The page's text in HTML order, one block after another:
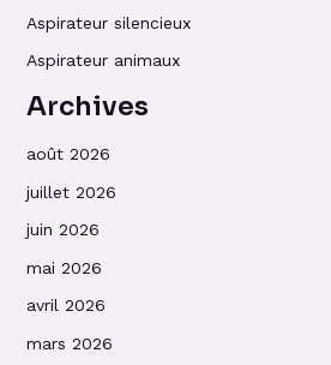
Aspirateur silencieux
Aspirateur animaux
Archives
août 2026
juillet 2026
juin 2026
mai 2026
avril 2026
mars 2026